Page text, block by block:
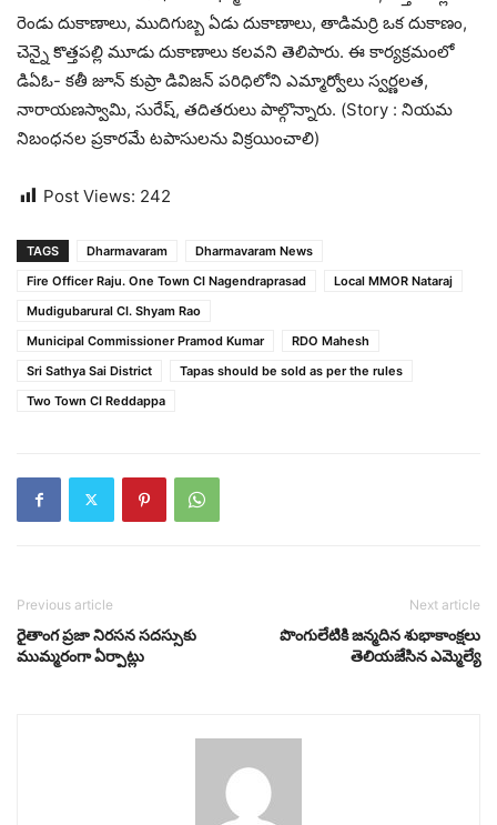
రెండు దుకాణాలు, ముదిగుబ్బ ఏడు దుకాణాలు, తాడిమర్రి ఒక దుకాణం,
చెన్నై కొత్తపల్లి మూడు దుకాణాలు కలవని తెలిపారు. ఈ కార్యక్రమంలో
డిఏఓ- కతీ జూన్ కుప్రా డివిజన్ పరిధిలోని ఎమ్మార్వోలు స్వర్ణలత,
నారాయణస్వామి, సురేష్, తదితరులు పాల్గొన్నారు. (Story : నియమ
నిబంధనల ప్రకారమే టపాసులను విక్రయించాలి)
Post Views: 242
TAGS Dharmavaram
Dharmavaram News
Fire Officer Raju. One Town CI Nagendraprasad
Local MMOR Nataraj
Mudigubarural CI. Shyam Rao
Municipal Commissioner Pramod Kumar
RDO Mahesh
Sri Sathya Sai District
Tapas should be sold as per the rules
Two Town CI Reddappa
Previous article
రైతాంగ ప్రజా నిరసన సదస్సుకు
ముమ్మరంగా ఏర్పాట్లు
Next article
పొంగులేటికి జన్మదిన శుభాకాంక్షలు
తెలియజేసిన ఎమ్మెల్యే